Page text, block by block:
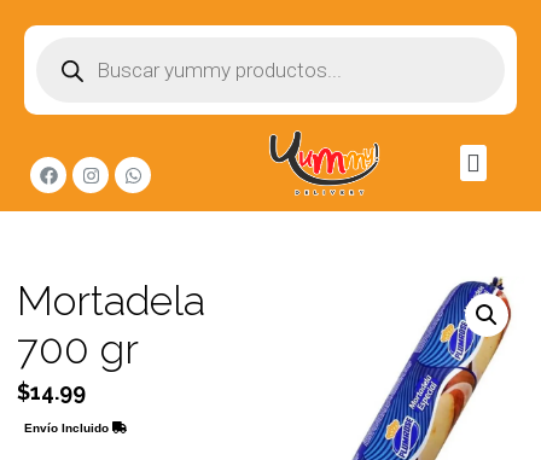
Mortadela
700 gr
$14.99
Envío Incluido